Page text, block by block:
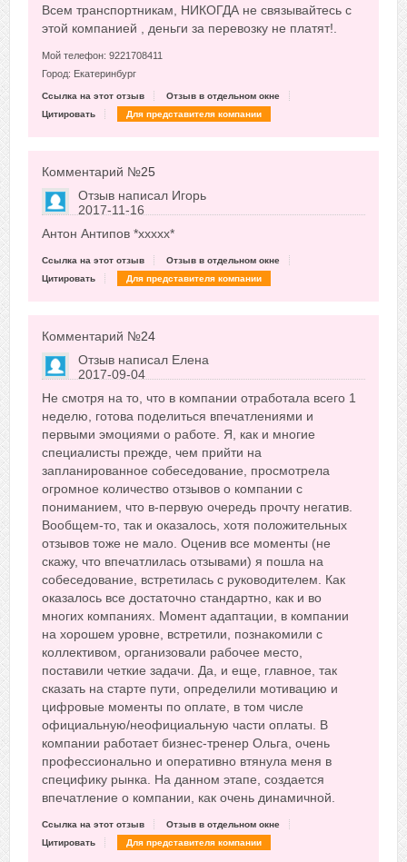
+1
Сказать друзьям об отзыве
Всем транспортникам, НИКОГДА не связывайтесь с
этой компанией , деньги за перевозку не платят!.
Мой телефон: 9221708411
Город: Екатеринбург
Ссылка на этот отзыв
Отзыв в отдельном окне
Цитировать
Для представителя компании
Комментарий №25
Отзыв написал Игорь
2017-11-16
+20
Антон Антипов *xxxxx*
Ссылка на этот отзыв
Отзыв в отдельном окне
Цитировать
Для представителя компании
Комментарий №24
Отзыв написал Елена
2017-09-04
-16
Сказать друзьям об отзыве
Не смотря на то, что в компании отработала всего 1
неделю, готова поделиться впечатлениями и
первыми эмоциями о работе. Я, как и многие
специалисты прежде, чем прийти на
запланированное собеседование, просмотрела
огромное количество отзывов о компании с
пониманием, что в-первую очередь прочту негатив.
Вообщем-то, так и оказалось, хотя положительных
отзывов тоже не мало. Оценив все моменты (не
скажу, что впечатлилась отзывами) я пошла на
собеседование, встретилась с руководителем. Как
оказалось все достаточно стандартно, как и во
многих компаниях. Момент адаптации, в компании
на хорошем уровне, встретили, познакомили с
коллективом, организовали рабочее место,
поставили четкие задачи. Да, и еще, главное, так
сказать на старте пути, определили мотивацию и
цифровые моменты по оплате, в том числе
официальную/неофициальную части оплаты. В
компании работает бизнес-тренер Ольга, очень
профессионально и оперативно втянула меня в
специфику рынка. На данном этапе, создается
впечатление о компании, как очень динамичной.
Ссылка на этот отзыв
Отзыв в отдельном окне
Цитировать
Для представителя компании